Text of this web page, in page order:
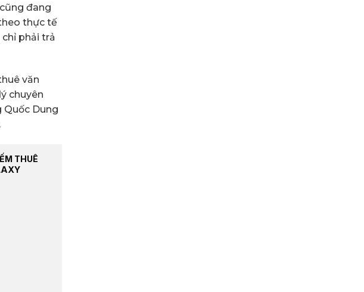
đang
thực tế
phải trả
văn
chuyên
Quốc Dung
THUÊ